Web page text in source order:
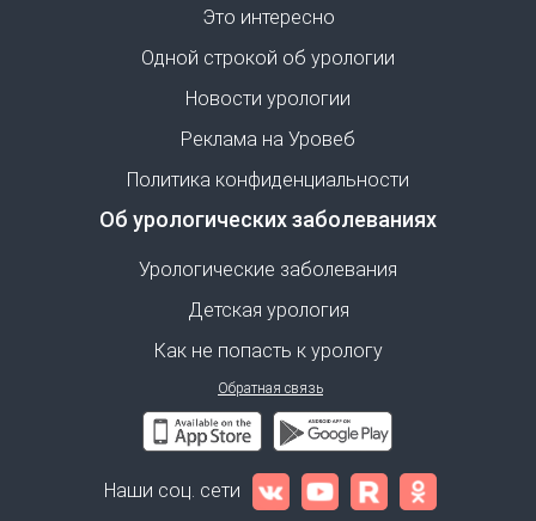
Это интересно
Одной строкой об урологии
Новости урологии
Реклама на Уровеб
Политика конфиденциальности
Об урологических заболеваниях
Урологические заболевания
Детская урология
Как не попасть к урологу
Обратная связь
Наши соц. сети